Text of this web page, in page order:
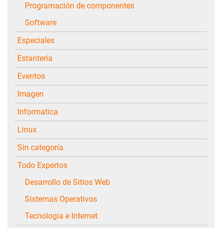
Programación de componentes
Software
Especiales
Estanteria
Eventos
Imagen
Informatica
Linux
Sin categoría
Todo Expertos
Desarrollo de Sitios Web
Sistemas Operativos
Tecnologia e Internet